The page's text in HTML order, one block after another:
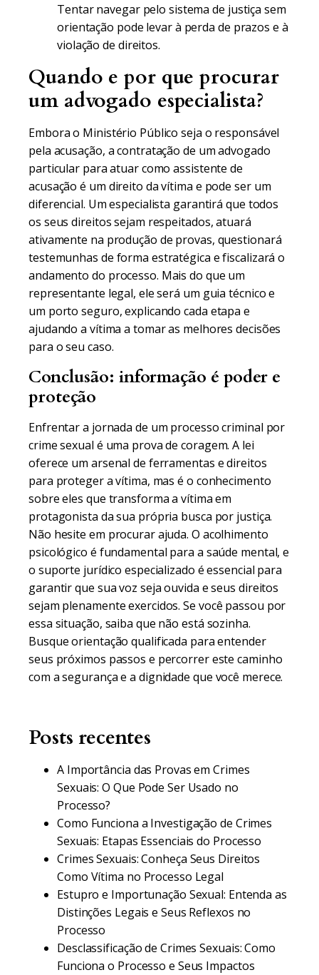
Tentar navegar pelo sistema de justiça sem
orientação pode levar à perda de prazos e à
violação de direitos.
Quando e por que procurar
um advogado especialista?
Embora o Ministério Público seja o responsável
pela acusação, a contratação de um advogado
particular para atuar como assistente de
acusação é um direito da vítima e pode ser um
diferencial. Um especialista garantirá que todos
os seus direitos sejam respeitados, atuará
ativamente na produção de provas, questionará
testemunhas de forma estratégica e fiscalizará o
andamento do processo. Mais do que um
representante legal, ele será um guia técnico e
um porto seguro, explicando cada etapa e
ajudando a vítima a tomar as melhores decisões
para o seu caso.
Conclusão: informação é poder e
proteção
Enfrentar a jornada de um processo criminal por
crime sexual é uma prova de coragem. A lei
oferece um arsenal de ferramentas e direitos
para proteger a vítima, mas é o conhecimento
sobre eles que transforma a vítima em
protagonista da sua própria busca por justiça.
Não hesite em procurar ajuda. O acolhimento
psicológico é fundamental para a saúde mental, e
o suporte jurídico especializado é essencial para
garantir que sua voz seja ouvida e seus direitos
sejam plenamente exercidos. Se você passou por
essa situação, saiba que não está sozinha.
Busque orientação qualificada para entender
seus próximos passos e percorrer este caminho
com a segurança e a dignidade que você merece.
Posts recentes
A Importância das Provas em Crimes
Sexuais: O Que Pode Ser Usado no
Processo?
Como Funciona a Investigação de Crimes
Sexuais: Etapas Essenciais do Processo
Crimes Sexuais: Conheça Seus Direitos
Como Vítima no Processo Legal
Estupro e Importunação Sexual: Entenda as
Distinções Legais e Seus Reflexos no
Processo
Desclassificação de Crimes Sexuais: Como
Funciona o Processo e Seus Impactos